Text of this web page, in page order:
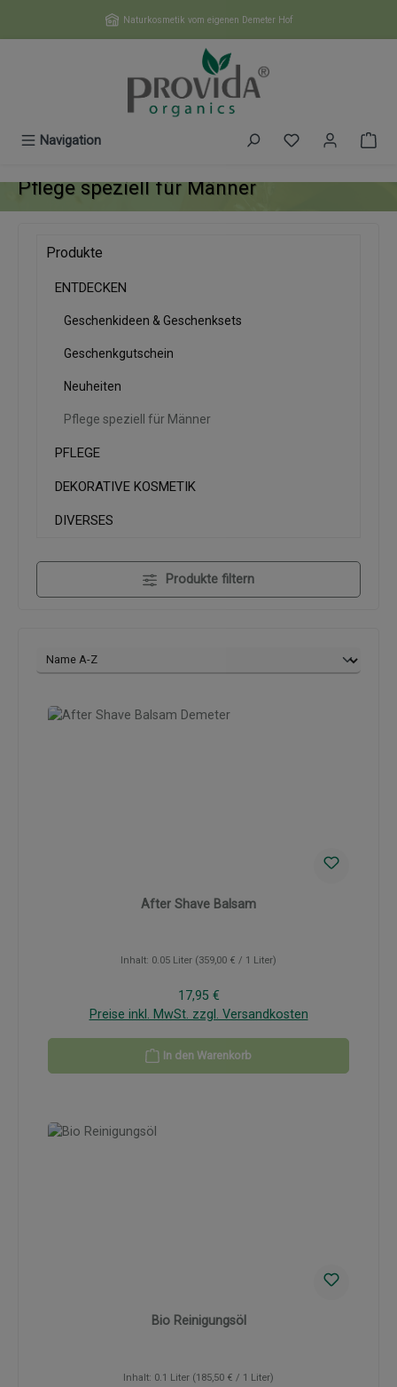
Zum Hauptinhalt springenNaturkosmetik vom eigenen Demeter Hof
Navigation Du hast 0
Pflege speziell für Männer
Produkte
ENTDECKEN
Geschenkideen & Geschenksets
Geschenkgutschein
Neuheiten
Pflege speziell für Männer
PFLEGE
DEKORATIVE KOSMETIK
DIVERSES
Produkte filtern
After Shave Balsam
Inhalt: 0.05 Liter (359,00 € / 1 Liter)
Regulärer Preis:
17,95 €
Preise inkl. MwSt. zzgl. Versandkosten
In den Warenkorb
Bio Reinigungsöl
Inhalt: 0.1 Liter (185,50 € / 1 Liter)